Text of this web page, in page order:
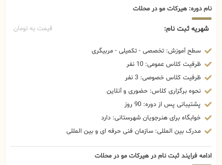
نام دوره: هیرکات مو در محلات
شهریه ثبت نام: قیمت به تومان
سطح آموزش: تخصصی - تکمیلی - مربیگری
ظرفیت کلاس عمومی: 10 نفر
ظرفیت کلاس خصوصی: 3 نفر
نحوه برگزاری کلاس: حضوری و آنلاین
پشتیبانی پس از دوره: 90 روز
خوابگاه برای هنرجویان شهرستانی: دارد
مدرک بین المللی: سازمان فنی حرفه ای و بین المللی
ادامه فرایند ثبت نام در هیرکات مو در محلات